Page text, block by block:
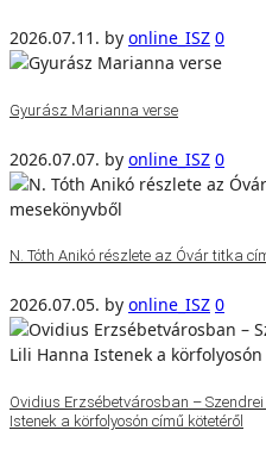
2026.07.11. by online_ISZ 0
Gyurász Marianna verse
2026.07.07. by online_ISZ 0
N. Tóth Anikó részlete az Óvár titka
2026.07.05. by online_ISZ 0
Ovidius Erzsébetvárosban –
Istenek a körfolyosón című kötetéről